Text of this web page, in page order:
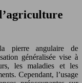
pierre angulaire de
généralisée vise à
les maladies et les
Cependant, l’usage